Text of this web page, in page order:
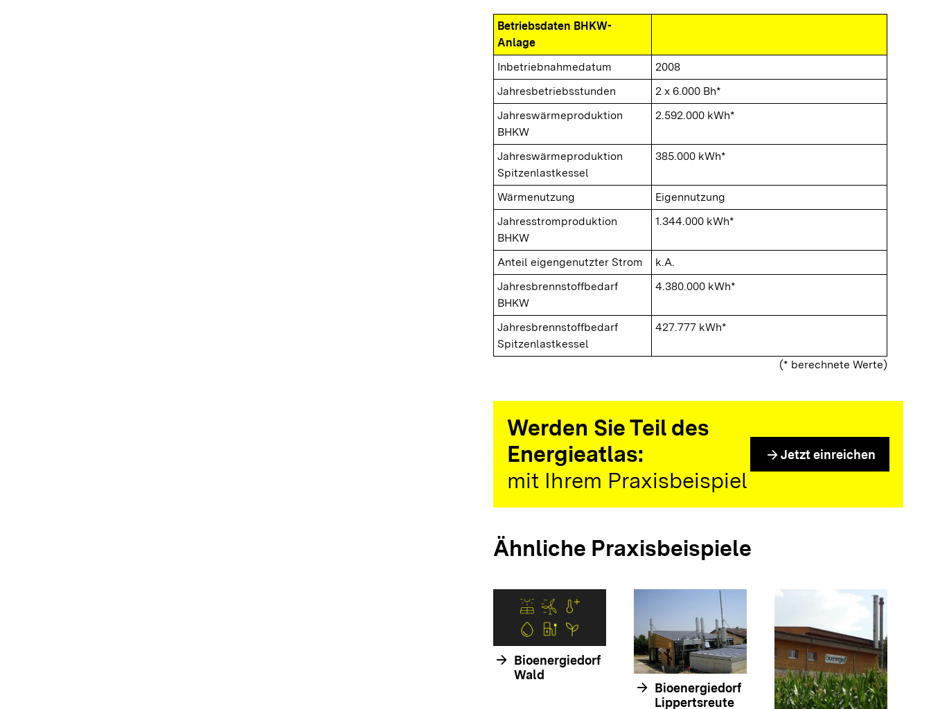
Betriebsdaten BHKW-
Anlage
Inbetriebnahmedatum
2008
Jahresbetriebsstunden
2 x 6.000 Bh*
Jahreswärmeproduktion
BHKW
2.592.000 kWh*
Jahreswärmeproduktion
Spitzenlastkessel
385.000 kWh*
Wärmenutzung
Eigennutzung
Jahresstromproduktion
BHKW
1.344.000 kWh*
Anteil eigengenutzter Strom
k.A.
Jahresbrennstoffbedarf
BHKW
4.380.000 kWh*
Jahresbrennstoffbedarf
Spitzenlastkessel
427.777 kWh*
(* berechnete Werte)
Werden Sie Teil des
Energieatlas:
mit Ihrem Praxisbeispiel
arrow_forward Jetzt einreichen
Ähnliche Praxisbeispiele
arrow_forward Bioenergiedorf
Wald
arrow_forward Bioenergiedorf
Lippertsreute